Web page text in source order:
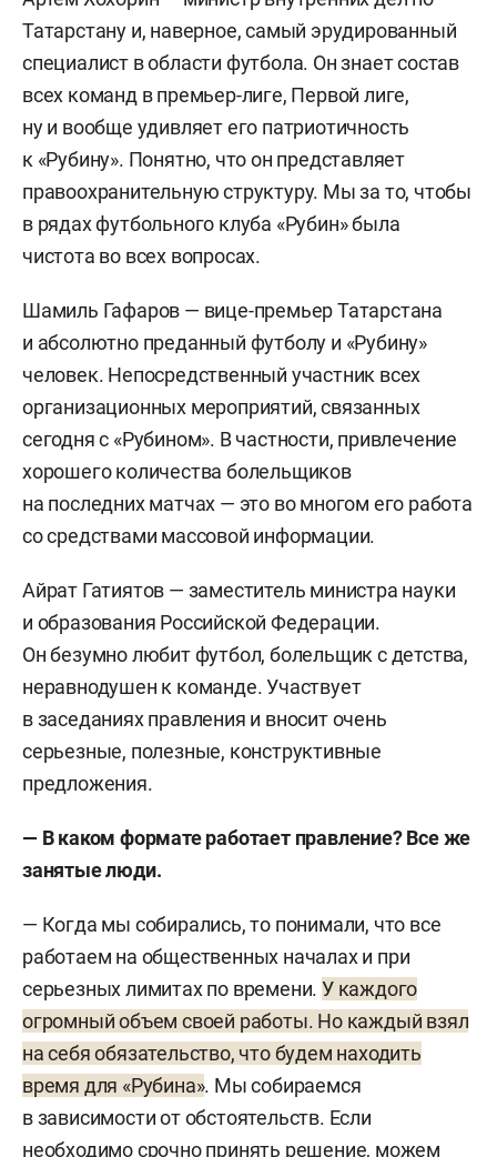
Татарстану и, наверное, самый эрудированный
специалист в области футбола. Он знает состав
всех команд в премьер-лиге, Первой лиге,
ну и вообще удивляет его патриотичность
к «Рубину». Понятно, что он представляет
правоохранительную структуру. Мы за то, чтобы
в рядах футбольного клуба «Рубин» была
чистота во всех вопросах.
Шамиль Гафаров — вице-премьер Татарстана
и абсолютно преданный футболу и «Рубину»
человек. Непосредственный участник всех
организационных мероприятий, связанных
сегодня с «Рубином». В частности, привлечение
хорошего количества болельщиков
на последних матчах — это во многом его работа
со средствами массовой информации.
Айрат Гатиятов — заместитель министра науки
и образования Российской Федерации.
Он безумно любит футбол, болельщик с детства,
неравнодушен к команде. Участвует
в заседаниях правления и вносит очень
серьезные, полезные, конструктивные
предложения.
— В каком формате работает правление? Все же
занятые люди.
— Когда мы собирались, то понимали, что все
работаем на общественных началах и при
серьезных лимитах по времени.У каждого
огромный объем своей работы. Но каждый взял
на себя обязательство, что будем находить
время для «Рубина». Мы собираемся
в зависимости от обстоятельств. Если
необходимо срочно принять решение, можем